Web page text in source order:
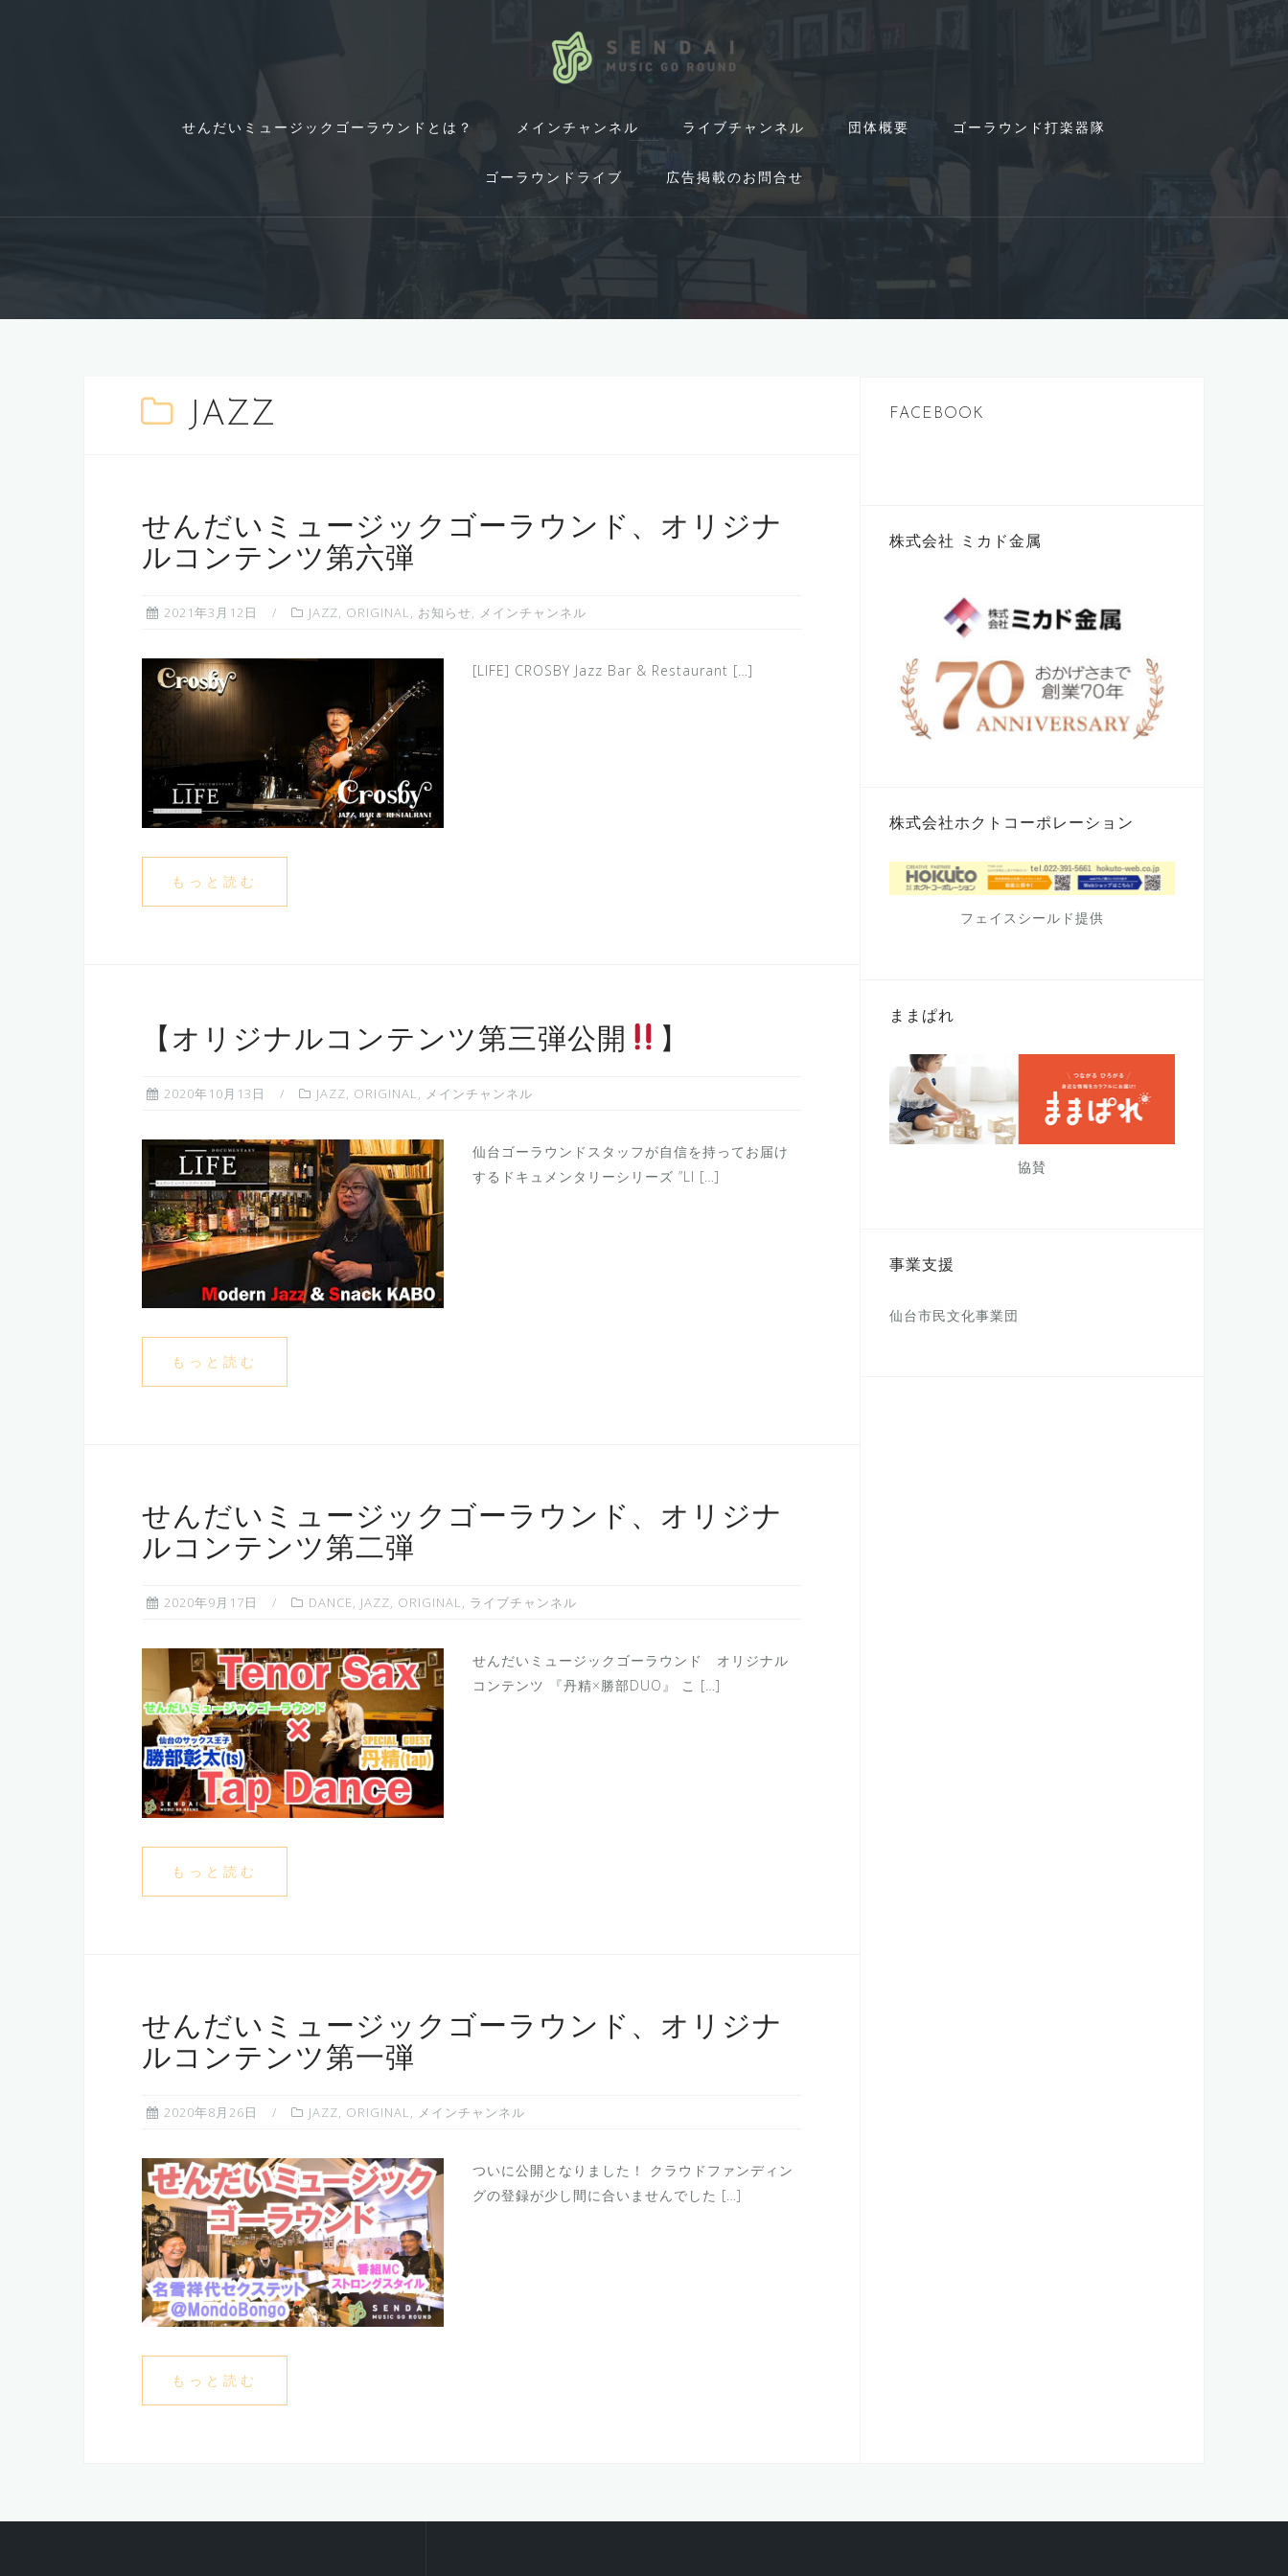
せんだいミュージックゴーラウンドとは？ メインチャンネル ライブチャンネル 団体概要 ゴーラウンド打楽器隊
ゴーラウンドライブ 広告掲載のお問合せ
JAZZ
せんだいミュージックゴーラウンド、オリジナ
ルコンテンツ第六弾
2021年3月12日 JAZZ ORIGINAL お知らせ メインチャンネル
[LIFE] CROSBY Jazz Bar & Restaurant […]
もっと読む
【オリジナルコンテンツ第三弾公開 】
2020年10月13日 JAZZ, ORIGINAL, メインチャンネル
仙台ゴーラウンドスタッフが自信を持ってお届け
するドキュメンタリーシリーズ ”LI […]
もっと読む
せんだいミュージックゴーラウンド、オリジナ
ルコンテンツ第二弾
2020年9月17日 DANCE, JAZZ, ORIGINAL, ライブチャンネル
せんだいミュージックゴーラウンド オリジナル
コンテンツ 『丹精×勝部DUO』 こ […]
もっと読む
せんだいミュージックゴーラウンド、オリジナ
ルコンテンツ第一弾
2020年8月26日 JAZZ ORIGINAL メインチャンネル
ついに公開となりました！ クラウドファンディン
グの登録が少し間に合いませんでした […]
もっと読む
FACEBOOK
株式会社 ミカド金属
株式会社ホクトコーポレーション
フェイスシールド提供
ままぱれ
協賛
事業支援
仙台市民文化事業団